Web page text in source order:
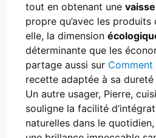
tout en obtenant une
propre qu’avec les
elle, la dimension
déterminante que les
partage aussi sur
recette adaptée à sa dureté
Un autre usager, Pierre,
souligne la facilité
naturelles dans le